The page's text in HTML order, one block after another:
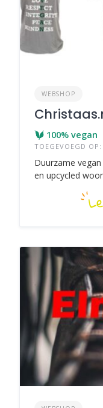
WEBSHOP
100% vegan
TOEGEVOEGD
Duurzame
en upcycled